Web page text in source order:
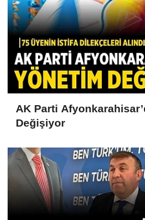
AK Parti
Değişiyor